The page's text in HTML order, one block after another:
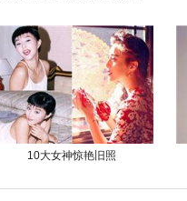
10大女神惊艳旧照